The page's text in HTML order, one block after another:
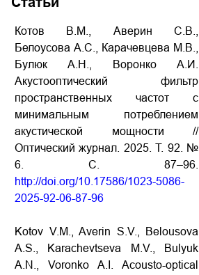
Котов В.М., Аверин С.В.,
Белоусова А.С., Карачевцева М.В.,
Булюк А.Н., Воронко А.И.
Акустооптический фильтр
пространственных частот с
минимальным потреблением
акустической мощности //
Оптический журнал. 2025. Т. 92. №
6. С. 87–96.
http://doi.org/10.17586/1023-5086-
2025-92-06-87-96
Kotov V.M., Averin S.V., Belousova
A.S., Karachevtseva M.V., Bulyuk
A.N., Voronko A.I. Acousto-optical